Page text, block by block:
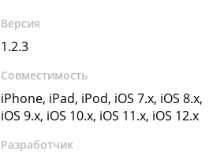
Версия
1.2.3
Совместимость
iPhone, iPad, iPod, iOS 7.x, iOS 8.x,
iOS 9.x, iOS 10.x, iOS 11.x, iOS 12.x
Разработчик